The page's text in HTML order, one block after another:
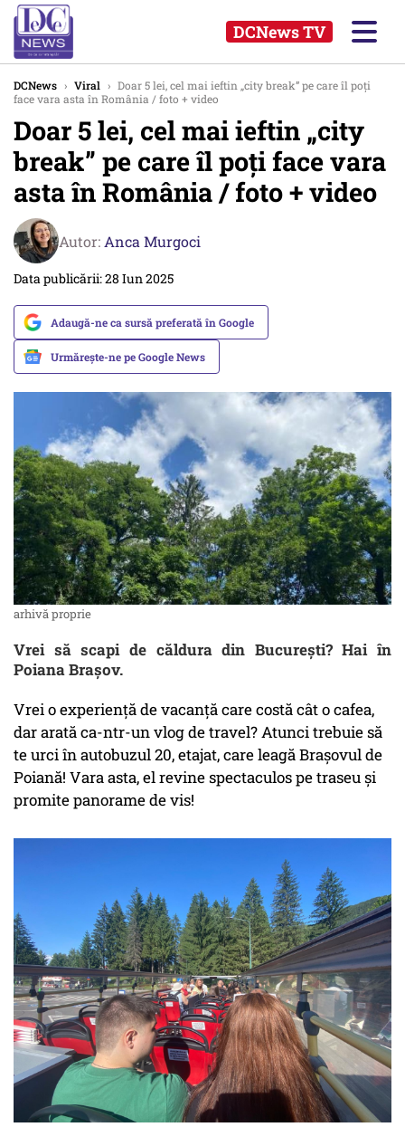
DCNews TV
DCNews › Viral › Doar 5 lei, cel mai ieftin „city break” pe care îl poți
face vara asta în România / foto + video
Doar 5 lei, cel mai ieftin „city
break” pe care îl poți face vara
asta în România / foto + video
Autor: Anca Murgoci
Data publicării: 28 Iun 2025
Adaugă-ne ca sursă preferată în Google
Urmărește-ne pe Google News
arhivă proprie
Vrei să scapi de căldura din București? Hai în
Poiana Brașov.
Vrei o experiență de vacanță care costă cât o cafea,
dar arată ca-ntr-un vlog de travel? Atunci trebuie să
te urci în autobuzul 20, etajat, care leagă Brașovul de
Poiană! Vara asta, el revine spectaculos pe traseu și
promite panorame de vis!